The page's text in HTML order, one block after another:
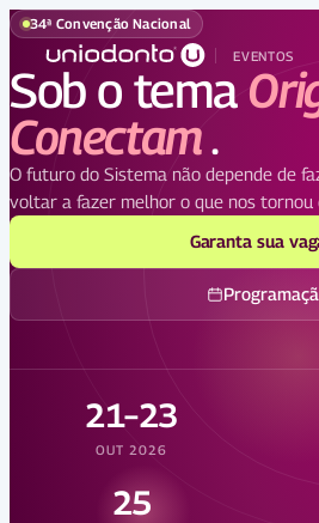
EVENTOS
34ª Convenção Nacional
Sob o tema
Conectam.
O futuro do Sistema não depende de
voltar a fazer melhor o que nos tornou
Garanta sua
21–23
OUT 2026
25